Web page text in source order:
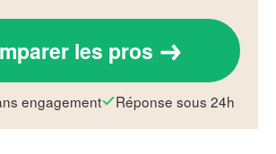
les pros
engagement Réponse sous 24h